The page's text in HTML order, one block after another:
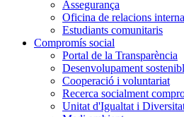
Assegurança
Oficina de relacions
Estudiants comunitaris
Compromís social
Portal de la Transparència
Desenvolupament
Cooperació i voluntariat
Recerca socialment
Unitat d'Igualtat i